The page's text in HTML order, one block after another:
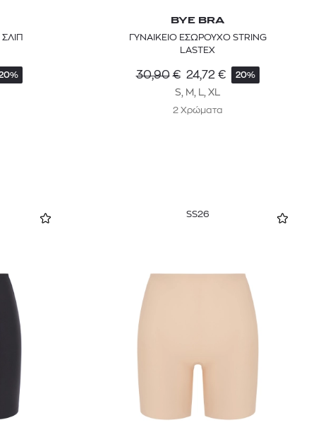
BYE BRA
ΓΥΝΑΙΚΕΙΟ ΕΣΩΡΟΥΧΟ STRING
LASTEX
30,90 € 24,72 € 20%
S, M, L, XL
2 Χρώματα
SS26